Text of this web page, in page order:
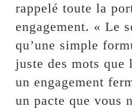
rappelé toute la
engagement. « Le
qu’une simple
juste des mots que
un engagement
un pacte que vous